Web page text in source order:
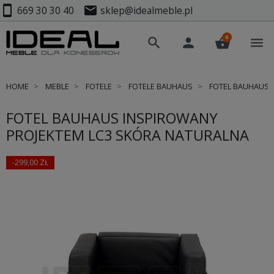
smartphone 669 30 30 40 mail sklep@idealmeble.pl
search person shopping_basket
0 menu
HOME MEBLE FOTELE FOTELE BAUHAUS FOTEL BAUHAUS
FOTEL BAUHAUS INSPIROWANY
PROJEKTEM LC3 SKÓRA NATURALNA
-299,00 ZŁ